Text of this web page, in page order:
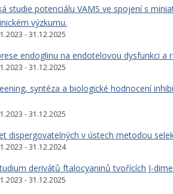
studie potenciálu VAMS ve spojení s
výzkumu.
- 31.12.2025
endoglinu na endotelovou dysfunkci
- 31.12.2025
syntéza a biologické hodnocení
- 31.12.2025
dispergovatelných v ústech metodou
- 31.12.2024
derivátů ftalocyaninů tvořících J-
- 31.12.2025